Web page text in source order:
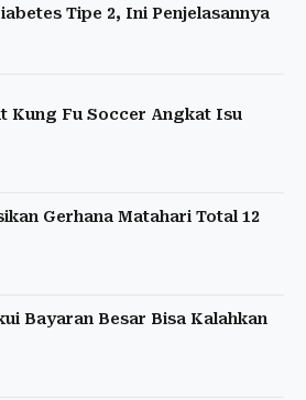
Tipe 2, Ini Penjelasannya
Kung Fu Soccer Angkat Isu
Gerhana Matahari Total 12
Bayaran Besar Bisa Kalahkan